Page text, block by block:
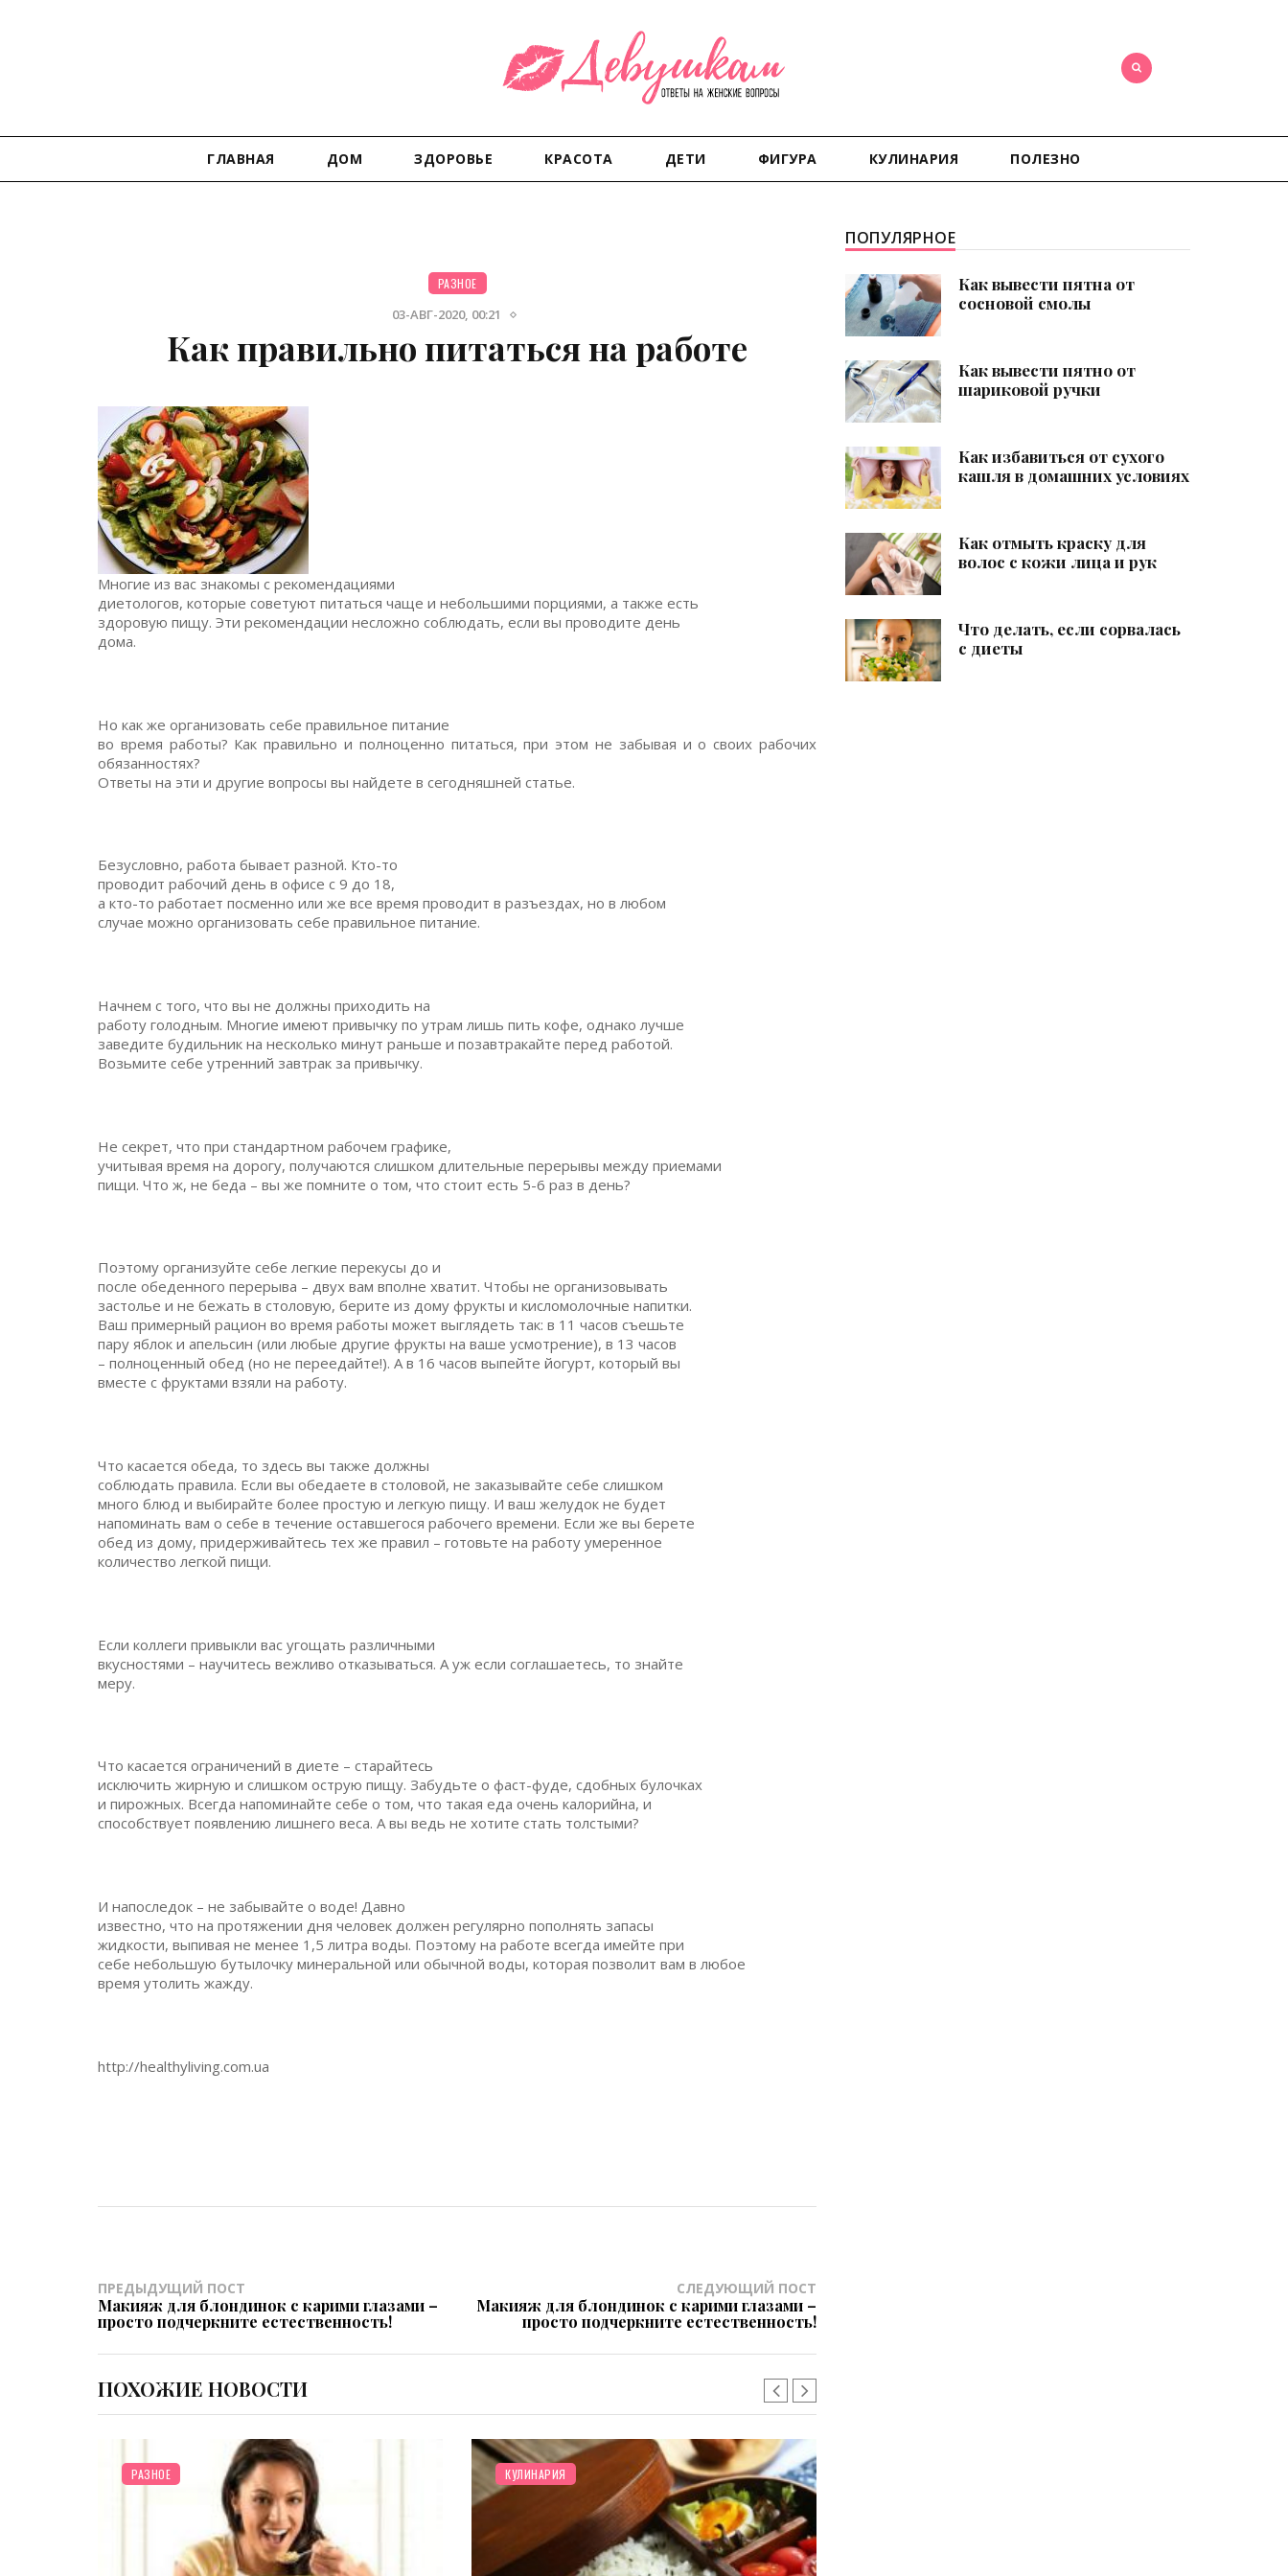
ГЛАВНАЯ ДОМ ЗДОРОВЬЕ КРАСОТА ДЕТИ ФИГУРА КУЛИНАРИЯ ПОЛЕЗНО
РАЗНОЕ
03-АВГ-2020, 00:21
Как правильно питаться на работе
Многие из вас знакомы с рекомендациями
диетологов, которые советуют питаться чаще и небольшими порциями, а также есть
здоровую пищу. Эти рекомендации несложно соблюдать, если вы проводите день
дома.
Но как же организовать себе правильное питание
во время работы? Как правильно и полноценно питаться, при этом не забывая и о своих рабочих
обязанностях?
Ответы на эти и другие вопросы вы найдете в сегодняшней статье.
Безусловно, работа бывает разной. Кто-то
проводит рабочий день в офисе с 9 до 18,
а кто-то работает посменно или же все время проводит в разъездах, но в любом
случае можно организовать себе правильное питание.
Начнем с того, что вы не должны приходить на
работу голодным. Многие имеют привычку по утрам лишь пить кофе, однако лучше
заведите будильник на несколько минут раньше и позавтракайте перед работой.
Возьмите себе утренний завтрак за привычку.
Не секрет, что при стандартном рабочем графике,
учитывая время на дорогу, получаются слишком длительные перерывы между приемами
пищи. Что ж, не беда – вы же помните о том, что стоит есть 5-6 раз в день?
Поэтому организуйте себе легкие перекусы до и
после обеденного перерыва – двух вам вполне хватит. Чтобы не организовывать
застолье и не бежать в столовую, берите из дому фрукты и кисломолочные напитки.
Ваш примерный рацион во время работы может выглядеть так: в 11 часов съешьте
пару яблок и апельсин (или любые другие фрукты на ваше усмотрение), в 13 часов
– полноценный обед (но не переедайте!). А в 16 часов выпейте йогурт, который вы
вместе с фруктами взяли на работу.
Что касается обеда, то здесь вы также должны
соблюдать правила. Если вы обедаете в столовой, не заказывайте себе слишком
много блюд и выбирайте более простую и легкую пищу. И ваш желудок не будет
напоминать вам о себе в течение оставшегося рабочего времени. Если же вы берете
обед из дому, придерживайтесь тех же правил – готовьте на работу умеренное
количество легкой пищи.
Если коллеги привыкли вас угощать различными
вкусностями – научитесь вежливо отказываться. А уж если соглашаетесь, то знайте
меру.
Что касается ограничений в диете – старайтесь
исключить жирную и слишком острую пищу. Забудьте о фаст-фуде, сдобных булочках
и пирожных. Всегда напоминайте себе о том, что такая еда очень калорийна, и
способствует появлению лишнего веса. А вы ведь не хотите стать толстыми?
И напоследок – не забывайте о воде! Давно
известно, что на протяжении дня человек должен регулярно пополнять запасы
жидкости, выпивая не менее 1,5 литра воды. Поэтому на работе всегда имейте при
себе небольшую бутылочку минеральной или обычной воды, которая позволит вам в любое
время утолить жажду.
http://healthyliving.com.ua
ПРЕДЫДУЩИЙ ПОСТ
Макияж для блондинок с карими глазами –
просто подчеркните естественность!
СЛЕДУЮЩИЙ ПОСТ
Макияж для блондинок с карими глазами –
просто подчеркните естественность!
ПОХОЖИЕ НОВОСТИ
КУЛИНАРИЯ ОТНОШЕНИЯ
ПОПУЛЯРНОЕ
Как вывести пятна от
сосновой смолы
Как вывести пятно от
шариковой ручки
Как избавиться от сухого
кашля в домашних условиях
Как отмыть краску для
волос с кожи лица и рук
Что делать, если сорвалась
с диеты